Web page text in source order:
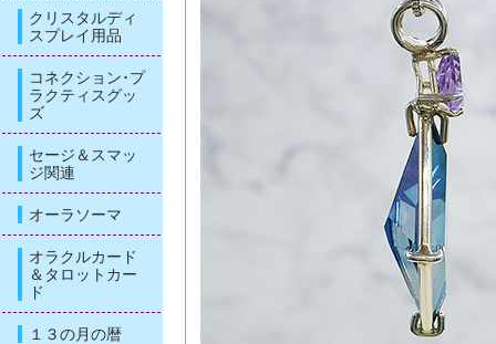
クリスタルディ
スプレイ用品
コネクション･プ
ラクティスグッ
ズ
セージ＆スマッ
ジ関連
オーラソーマ
オラクルカード
＆タロットカー
ド
１３の月の暦